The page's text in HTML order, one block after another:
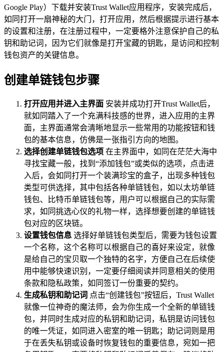
Google Play）下载并安装Trust Wallet应用程序，安装完成后，
如同打开一扇神秘的大门，打开应用，然后根据提示进行基本
的设置和注册，在注册过程中，一定要格外注意保护自己的私
钥和助记词，因为它们就像是打开宝藏的钥匙，是访问和控制
钱包资产的关键信息。
创建单链钱包步骤
打开应用并进入主界面 安装并成功打开Trust Wallet后，
就如同踏入了一个充满科技感的世界，进入应用的主界
面，主界面通常会清晰地显示一些常用的功能按钮和钱
包的基本信息，仿佛是一张指引方向的地图。
选择创建单链钱包选项 在主界面中，如同在茫茫大海中
寻找宝藏一般，找到“添加钱包”或类似的选项，点击进
入后，会如同打开一个装满珍宝的盒子，出现多种钱包
类型可供选择，其中包括各种单链钱包，如以太坊单链
钱包、比特币单链钱包等，用户可以根据自己的实际需
求，如同挑选心仪的礼物一样，选择想要创建的单链钱
包对应的区块链。
设置钱包信息 选择好单链钱包类型后，需要为钱包设置
一个名称，这个名称可以根据自己的喜好来设定，就像
是给自己的宝贝取一个独特的名字，方便自己在后续使
用中能够快速识别，一定要仔细阅读并同意相关的使用
条款和隐私政策，如同签订一份重要的契约。
生成私钥和助记词 点击“创建钱包”按钮后，Trust Wallet
就像一位神奇的魔法师，会为你生成一个全新的单链钱
包，并同时生成对应的私钥和助记词，私钥是访问钱包
的唯一凭证，如同进入密室的唯一钥匙；助记词则是用
于在丢失私钥或设备时恢复钱包的重要信息，宛如一把